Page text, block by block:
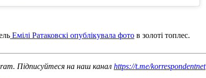
Емілі Ратаковскі опублікувала фото в золоті топлес.
Підписуйтеся на наш канал https://t.me/korrespondentnet